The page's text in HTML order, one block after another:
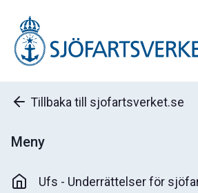
Tillbaka till sjofartsverket.se
Meny
Ufs - Underrättelser för